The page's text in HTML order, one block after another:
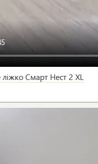
Смарт Нест 2 XL